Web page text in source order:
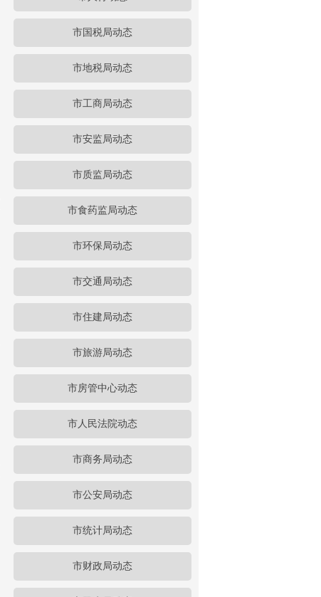
市国税局动态
市地税局动态
市工商局动态
市安监局动态
市质监局动态
市食药监局动态
市环保局动态
市交通局动态
市住建局动态
市旅游局动态
市房管中心动态
市人民法院动态
市商务局动态
市公安局动态
市统计局动态
市财政局动态